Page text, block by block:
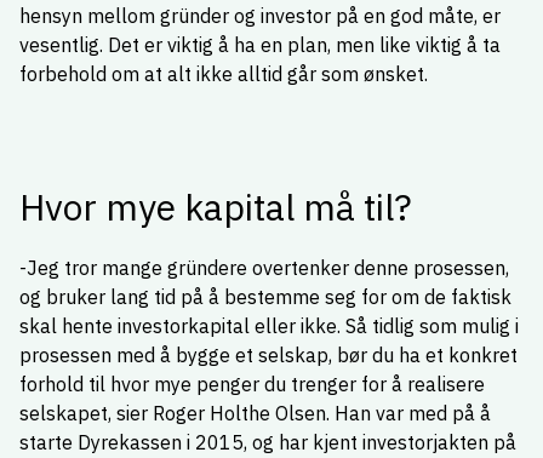
hensyn mellom gründer og investor på en god måte, er
vesentlig. Det er viktig å ha en plan, men like viktig å ta
forbehold om at alt ikke alltid går som ønsket.
Hvor mye kapital må til?
-Jeg tror mange gründere overtenker denne prosessen,
og bruker lang tid på å bestemme seg for om de faktisk
skal hente investorkapital eller ikke. Så tidlig som mulig i
prosessen med å bygge et selskap, bør du ha et konkret
forhold til hvor mye penger du trenger for å realisere
selskapet, sier Roger Holthe Olsen. Han var med på å
starte Dyrekassen i 2015, og har kjent investorjakten på